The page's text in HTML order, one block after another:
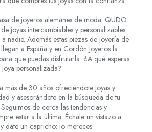
de joyeros alemanes de moda: QUDO.
joyas intercambiables y personalizables
nadie. Además estas piezas de joyería de
a España y en Cordón Joyeros la
que puedas disfrutarla. ¿A qué esperas
personalizada?
más de 30 años ofreciéndote joyas y
y asesorándote en la búsqueda de tu
de cerca las tendencias y
estar a la última. Échale un vistazo a
y date un capricho: lo mereces.